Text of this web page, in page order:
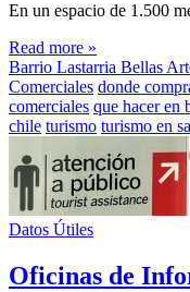
En un espacio de 1.500
Read more »
Barrio Lastarria Bellas
Comerciales donde
comerciales que hacer en
chile turismo turismo en
Datos Útiles
Oficinas de